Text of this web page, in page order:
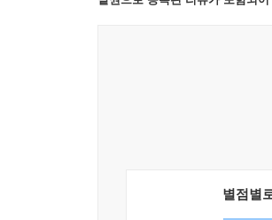
중학교 입학시험 낙방. 두
비행 청소년들이 무한한 인
“인생이 이렇게까지 스트레
별점별